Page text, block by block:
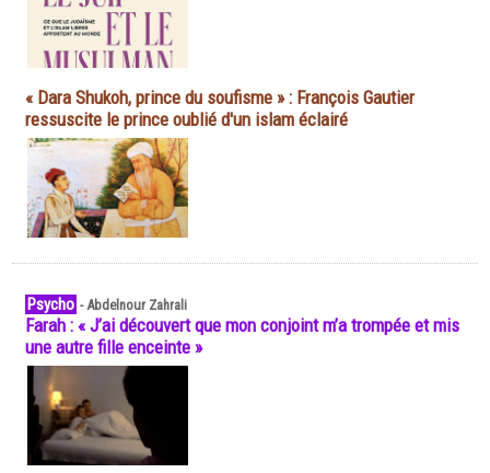
« Dara Shukoh, prince du soufisme » : François Gautier
ressuscite le prince oublié d'un islam éclairé
Psycho -Abdelnour Zahrali
Farah : « J’ai découvert que mon conjoint m’a trompée et mis
une autre fille enceinte »